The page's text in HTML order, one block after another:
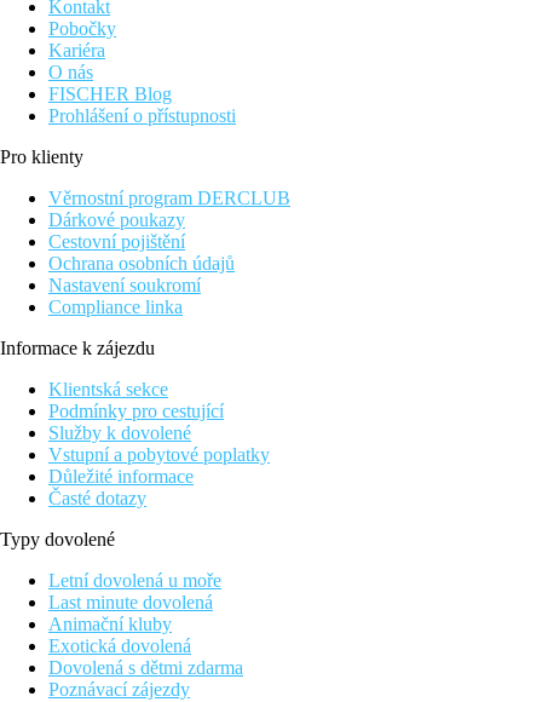
Kontakt
Pobočky
Kariéra
O nás
FISCHER Blog
Prohlášení o přístupnosti
Pro klienty
Věrnostní program DERCLUB
Dárkové poukazy
Cestovní pojištění
Ochrana osobních údajů
Nastavení soukromí
Compliance linka
Informace k zájezdu
Klientská sekce
Podmínky pro cestující
Služby k dovolené
Vstupní a pobytové poplatky
Důležité informace
Časté dotazy
Typy dovolené
Letní dovolená u moře
Last minute dovolená
Animační kluby
Exotická dovolená
Dovolená s dětmi zdarma
Poznávací zájezdy